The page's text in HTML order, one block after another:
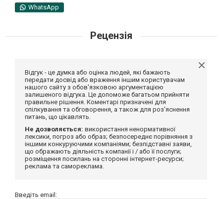
WhatsApp
Рецензія
Відгук - це думка або оцінка людей, які бажають
передати досвід або враження іншим користувачам
нашого сайту з обов'язковою аргументацією
залишеного відгука. Це допоможе багатьом прийняти
правильне рішення. Коментарі призначені для
спілкування та обговорення, а також для роз'яснення
питань, що цікавлять.
Не дозволяється: використання ненормативної
лексики, погроз або образ; безпосереднє порівняння з
іншими конкуруючими компаніями; безпідставні заяви,
що ображають діяльність компанії і / або її послуги;
розміщення посилань на сторонні інтернет-ресурси;
реклама та самореклама.
Введіть email: